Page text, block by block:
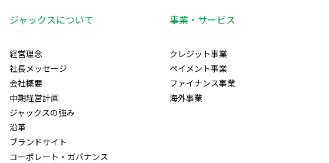
ジャックスについて
経営理念
社長メッセージ
会社概要
中期経営計画
ジャックスの強み
沿革
ブランドサイト
コーポレート・ガバナンス
事業・サービス
クレジット事業
ペイメント事業
ファイナンス事業
海外事業